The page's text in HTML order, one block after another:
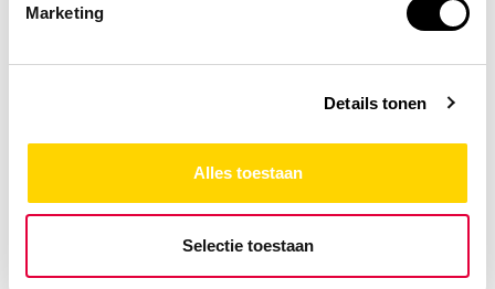
Marketing
Details tonen
Alles toestaan
Selectie toestaan